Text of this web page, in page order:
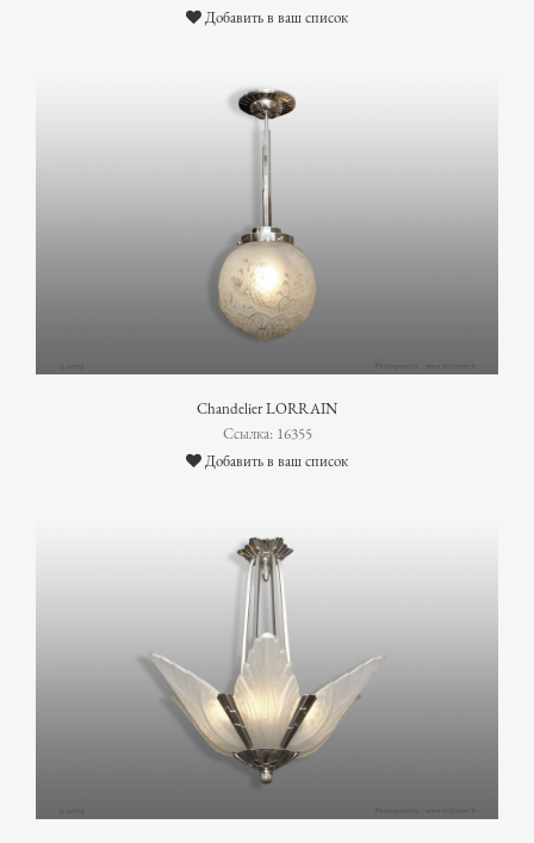
Добавить в ваш список
Chandelier LORRAIN
Ссылка: 16355
Добавить в ваш список